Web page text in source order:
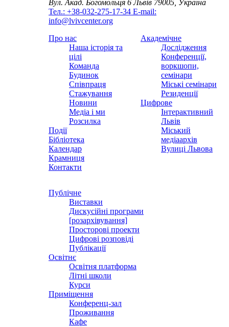
Вул. Акад. Богомольця 6Львів 79005, Україна
Тел.: +38-032-275-17-34 E-mail:
info@lvivcenter.org
Про нас
Наша історія та
цілі
Команда
Будинок
Співпраця
Стажування
Новини
Медіа і ми
Розсилка
Події
Бібліотека
Календар
Крамниця
Контакти
Академічне
Дослідження
Конференції,
воркшопи,
семінари
Міські семінари
Резиденції
Цифрове
Інтерактивний
Львів
Міський
медіаархів
Вулиці Львова
Публічне
Виставки
Дискусійні програми
[розархівування]
Просторові проекти
Цифрові розповіді
Публікації
Освітнє
Освітня платформа
Літні школи
Курси
Приміщення
Конференц-зал
Проживання
Кафе